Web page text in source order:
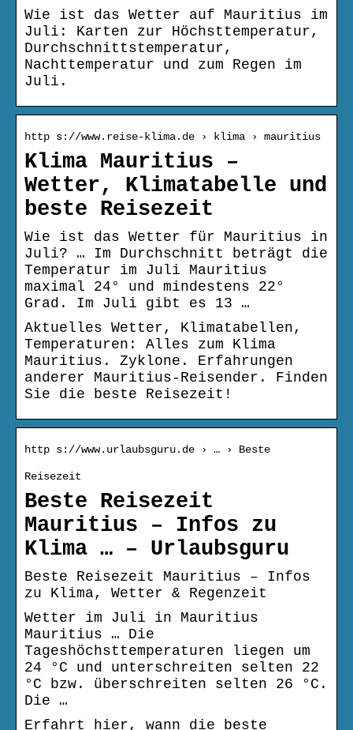
Wie ist das Wetter auf Mauritius im
Juli: Karten zur Höchsttemperatur,
Durchschnittstemperatur,
Nachttemperatur und zum Regen im
Juli.
http s://www.reise-klima.de › klima › mauritius
Klima Mauritius –
Wetter, Klimatabelle und
beste Reisezeit
Wie ist das Wetter für Mauritius in
Juli? … Im Durchschnitt beträgt die
Temperatur im Juli Mauritius
maximal 24° und mindestens 22°
Grad. Im Juli gibt es 13 …
Aktuelles Wetter, Klimatabellen,
Temperaturen: Alles zum Klima
Mauritius. Zyklone. Erfahrungen
anderer Mauritius-Reisender. Finden
Sie die beste Reisezeit!
http s://www.urlaubsguru.de › … › Beste
Reisezeit
Beste Reisezeit
Mauritius – Infos zu
Klima … – Urlaubsguru
Beste Reisezeit Mauritius – Infos
zu Klima, Wetter & Regenzeit
Wetter im Juli in Mauritius
Mauritius … Die
Tageshöchsttemperaturen liegen um
24 °C und unterschreiten selten 22
°C bzw. überschreiten selten 26 °C.
Die …
Erfahrt hier, wann die beste